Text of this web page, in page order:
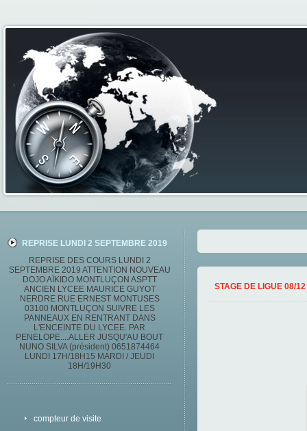
REPRISE LUNDI 2 SEPTEMBRE 2019
REPRISE DES COURS LUNDI 2
SEPTEMBRE 2019 ATTENTION NOUVEAU
DOJO AÏKIDO MONTLUÇON ASPTT
ANCIEN LYCEE MAURICE GUYOT
NERDRE RUE ERNEST MONTUSES
03100 MONTLUÇON SUIVRE LES
PANNEAUX EN RENTRANT DANS
L'ENCEINTE DU LYCEE. PAR
PENELOPE....ALLER JUSQU'AU BOUT
NUNO SILVA (président) 0651874464
LUNDI 17H/18H15 MARDI / JEUDI
18H/19H30
compteur de visite
STAGE DE LIGUE 08/12